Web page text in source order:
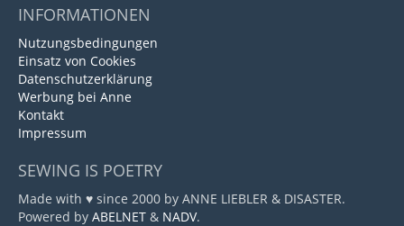
INFORMATIONEN
Nutzungsbedingungen
Einsatz von Cookies
Datenschutzerklärung
Werbung bei Anne
Kontakt
Impressum
SEWING IS POETRY
Made with ♥ since 2000 by ANNE LIEBLER & DISASTER.
Powered by ABELNET & NADV.